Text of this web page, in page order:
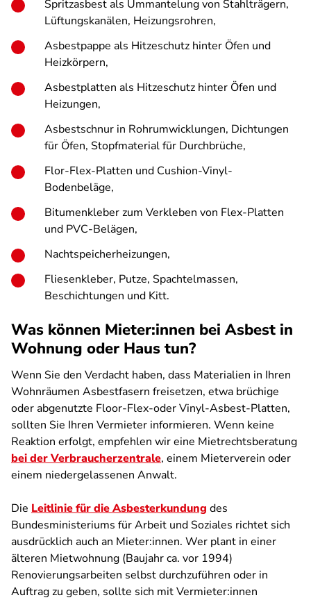
Spritzasbest als Ummantelung von Stahlträgern,
Lüftungskanälen, Heizungsrohren,
Asbestpappe als Hitzeschutz hinter Öfen und
Heizkörpern,
Asbestplatten als Hitzeschutz hinter Öfen und
Heizungen,
Asbestschnur in Rohrumwicklungen, Dichtungen
für Öfen, Stopfmaterial für Durchbrüche,
Flor-Flex-Platten und Cushion-Vinyl-
Bodenbeläge,
Bitumenkleber zum Verkleben von Flex-Platten
und PVC-Belägen,
Nachtspeicherheizungen,
Fliesenkleber, Putze, Spachtelmassen,
Beschichtungen und Kitt.
Was können Mieter:innen bei Asbest in
Wohnung oder Haus tun?
Wenn Sie den Verdacht haben, dass Materialien in Ihren
Wohnräumen Asbestfasern freisetzen, etwa brüchige
oder abgenutzte Floor-Flex-oder Vinyl-Asbest-Platten,
sollten Sie Ihren Vermieter informieren. Wenn keine
Reaktion erfolgt, empfehlen wir eine Mietrechtsberatung
bei der Verbraucherzentrale, einem Mieterverein oder
einem niedergelassenen Anwalt.
Die Leitlinie für die Asbesterkundung des
Bundesministeriums für Arbeit und Soziales richtet sich
ausdrücklich auch an Mieter:innen. Wer plant in einer
älteren Mietwohnung (Baujahr ca. vor 1994)
Renovierungsarbeiten selbst durchzuführen oder in
Auftrag zu geben, sollte sich mit Vermieter:innen